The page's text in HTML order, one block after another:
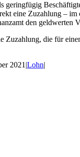
geringfügig
eine Zuzahlung –
den
Zuzahlung, die für
2021|Lohn|